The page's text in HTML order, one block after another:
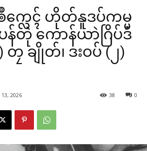
က္လေၚ် ဟိုတ်နူဒပ်ကမ္မ
န်တုဲ ကောန်ယာဲဂြိပ်ဒဴ
တၠ ချိုတ်၊ ဒးဝပ် (၂)
13, 2026 0
38